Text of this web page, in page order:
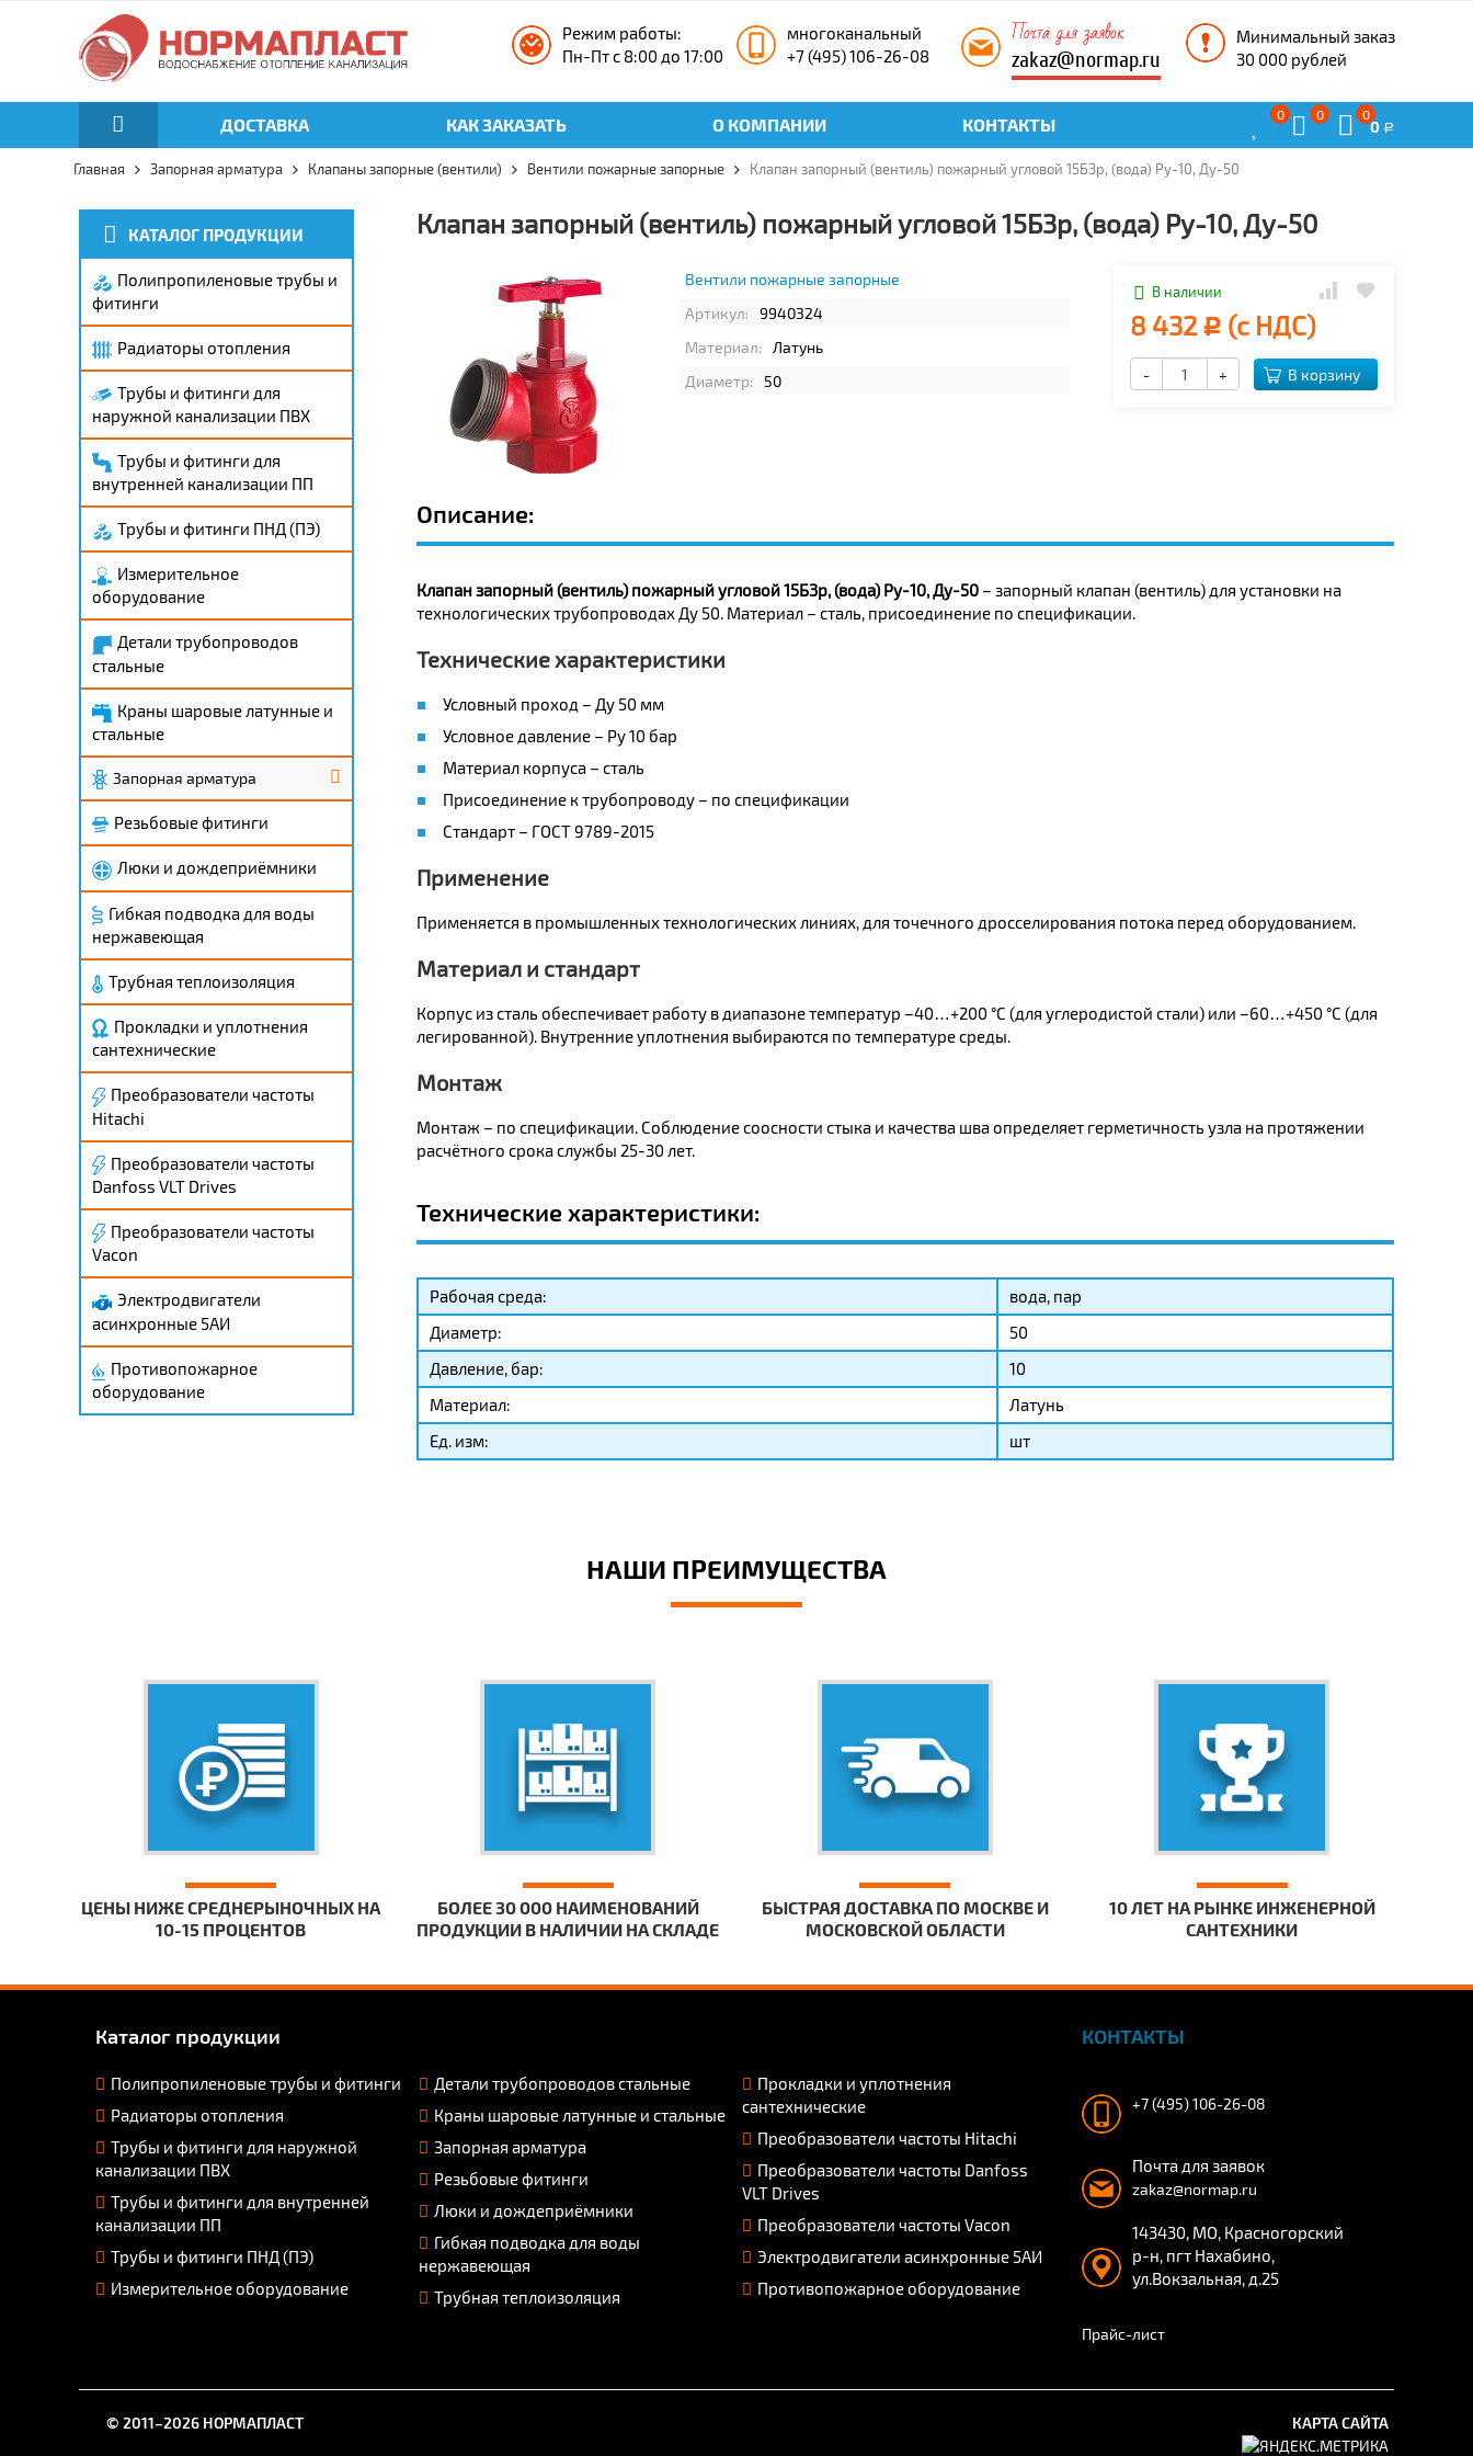
Режим работы:
Пн-Пт с 8:00 до 17:00
многоканальный
+7 (495) 106-26-08
Почта для заявок
zakaz@normap.ru
Минимальный заказ
30 000 рублей
ДОСТАВКА КАК ЗАКАЗАТЬ О КОМПАНИИ КОНТАКТЫ
0 0 0
0 Р
Главная Запорная арматура Клапаны запорные (вентили) Вентили пожарные запорные Клапан запорный (вентиль) пожарный угловой 15Б3р, (вода) Ру-10, Ду-50
Клапан запорный (вентиль) пожарный угловой 15Б3р, (вода) Ру-10, Ду-50
Вентили пожарные запорные
Артикул:
9940324
Материал:
Латунь
Диаметр:
50
В наличии
8 432 Р (с НДС)
- + В корзину
Описание:
Клапан запорный (вентиль) пожарный угловой 15Б3р, (вода) Ру-10, Ду-50– запорный клапан (вентиль) для установки на
технологических трубопроводах Ду 50. Материал – сталь, присоединение по спецификации.
Технические характеристики
Условный проход – Ду 50 мм
Условное давление – Ру 10 бар
Материал корпуса – сталь
Присоединение к трубопроводу – по спецификации
Стандарт – ГОСТ 9789-2015
Применение
Применяется в промышленных технологических линиях, для точечного дросселирования потока перед оборудованием.
Материал и стандарт
Корпус из сталь обеспечивает работу в диапазоне температур –40…+200 °C (для углеродистой стали) или –60…+450 °C (для
легированной). Внутренние уплотнения выбираются по температуре среды.
Монтаж
Монтаж – по спецификации. Соблюдение соосности стыка и качества шва определяет герметичность узла на протяжении
расчётного срока службы 25-30 лет.
Технические характеристики:
Рабочая среда:
вода, пар
Диаметр:
50
Давление, бар:
10
Материал:
Латунь
Ед. изм:
шт
КАТАЛОГ ПРОДУКЦИИ
Полипропиленовые трубы и
фитинги
Радиаторы отопления
Трубы и фитинги для
наружной канализации ПВХ
Трубы и фитинги для
внутренней канализации ПП
Трубы и фитинги ПНД (ПЭ)
Измерительное
оборудование
Детали трубопроводов
стальные
Краны шаровые латунные и
стальные
Запорная арматура
Резьбовые фитинги
Люки и дождеприёмники
Гибкая подводка для воды
нержавеющая
Трубная теплоизоляция
Прокладки и уплотнения
сантехнические
Преобразователи частоты
Hitachi
Преобразователи частоты
Danfoss VLT Drives
Преобразователи частоты
Vacon
Электродвигатели
асинхронные 5АИ
Противопожарное
оборудование
НАШИ ПРЕИМУЩЕСТВА
ЦЕНЫ НИЖЕ СРЕДНЕРЫНОЧНЫХ НА
10-15 ПРОЦЕНТОВ
БОЛЕЕ 30 000 НАИМЕНОВАНИЙ
ПРОДУКЦИИ В НАЛИЧИИ НА СКЛАДЕ
БЫСТРАЯ ДОСТАВКА ПО МОСКВЕ И
МОСКОВСКОЙ ОБЛАСТИ
10 ЛЕТ НА РЫНКЕ ИНЖЕНЕРНОЙ
САНТЕХНИКИ
Каталог продукции
Полипропиленовые трубы и фитинги
Радиаторы отопления
Трубы и фитинги для наружной
канализации ПВХ
Трубы и фитинги для внутренней
канализации ПП
Трубы и фитинги ПНД (ПЭ)
Измерительное оборудование
Детали трубопроводов стальные
Краны шаровые латунные и стальные
Запорная арматура
Резьбовые фитинги
Люки и дождеприёмники
Гибкая подводка для воды
нержавеющая
Трубная теплоизоляция
Прокладки и уплотнения
сантехнические
Преобразователи частоты Hitachi
Преобразователи частоты Danfoss
VLT Drives
Преобразователи частоты Vacon
Электродвигатели асинхронные 5АИ
Противопожарное оборудование
КОНТАКТЫ
+7 (495) 106-26-08
Почта для заявок
zakaz@normap.ru
143430, МО, Красногорский
р-н, пгт Нахабино,
ул.Вокзальная, д.25
Прайс-лист
© 2011–2026 НОРМАПЛАСТ КАРТА САЙТА